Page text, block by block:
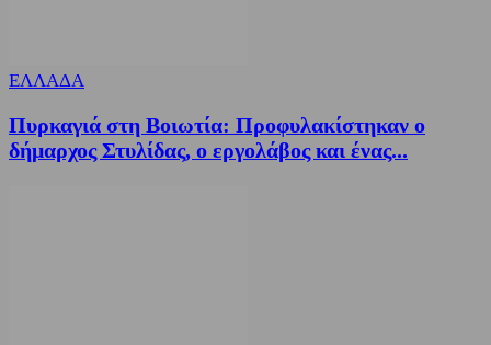
ΕΛΛΑΔΑ
Πυρκαγιά στη Βοιωτία: Προφυλακίστηκαν ο
δήμαρχος Στυλίδας, ο εργολάβος και ένας...